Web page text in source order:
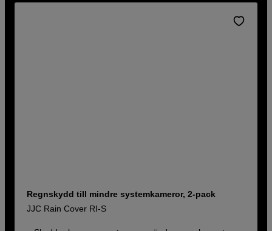
Regnskydd till mindre systemkameror, 2-pack
JJC Rain Cover RI-S